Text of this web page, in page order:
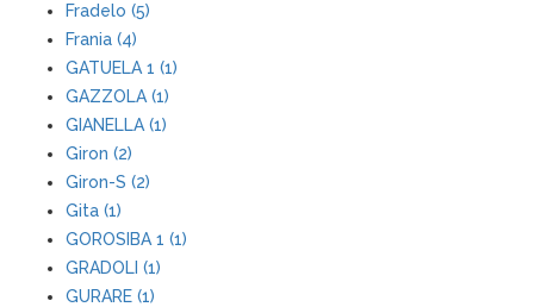
Fradelo (5)
Frania (4)
GATUELA 1 (1)
GAZZOLA (1)
GIANELLA (1)
Giron (2)
Giron-S (2)
Gita (1)
GOROSIBA 1 (1)
GRADOLI (1)
GURARE (1)